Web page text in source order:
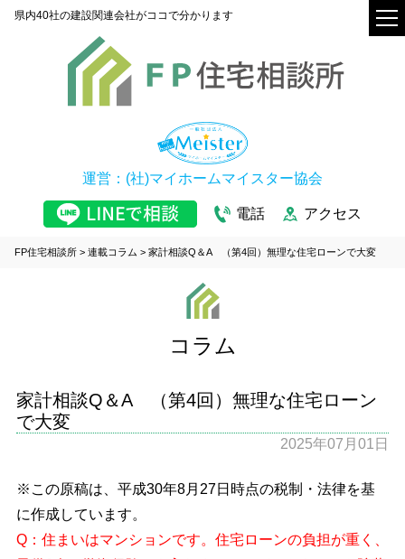
県内40社の建設関連会社がココで分かります
運営：(社)マイホームマイスター協会
電話 アクセス
FP住宅相談所 > 連載コラム > 家計相談Q＆A （第4回）無理な住宅ローンで大変
コラム
家計相談Q＆A （第4回）無理な住宅ローン
で大変
2025年07月01日
※この原稿は、平成30年8月27日時点の税制・法律を基
に作成しています。
Q：住まいはマンションです。住宅ローンの負担が重く、